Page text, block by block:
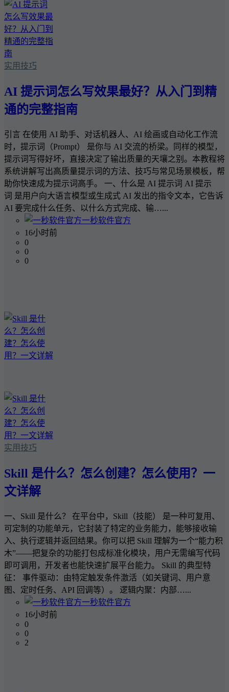
实用技巧
AI 提示词怎么写效果最好？从入门到精
通的完整指南
引言 在使用 AI 助手、对话机器人、AI 绘画或自动化工作流
时，提示词（Prompt） 是你与 AI 交流的桥梁。同样的模型，
提示词写得好坏，直接决定了输出质量的天壤之别。本教程将
系统讲解写出高质量提示词的方法、技巧与常见场景模板，帮
助你快速成为提示词高手。 一、什么是 AI 提示词 AI 提示
词 是用户向大语言模型或生成式 AI 发出的指令文本，它告诉
AI 要完成什么任务、以什么方式完成、输…...
一秒软件官方
16小时前
0
0
0
实用技巧
Skill 是什么？怎么创建？怎么使用？一
文详解
一、Skill 是什么？ 在平台中，Skill（技能） 是一种可复用、
可定制的功能单元，它封装了特定的业务能力，能够接收输
入、执行逻辑并返回结果。你可以把 Skill 理解为一个“能力积
木”——把复杂的功能打包成标准化模块，用户无需编写代码
即可调用，开发者也能快速扩展平台能力。 Skill 的典型特
征： 事件驱动：由特定触发条件激活（如关键词、用户意
图、定时任务、API 回调等）。 逻辑内聚：内部…...
一秒软件官方
16小时前
0
0
2